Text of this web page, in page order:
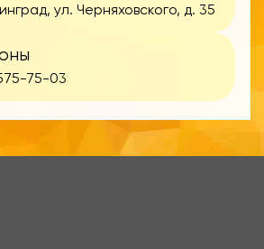
ул. Черняховского, д. 35
75-03